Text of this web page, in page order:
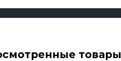
товары